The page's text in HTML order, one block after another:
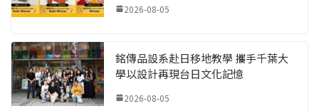
2026-08-05
銘傳品設系赴日移地教學 攜手千葉大
學以設計再現台日文化記憶
2026-08-05